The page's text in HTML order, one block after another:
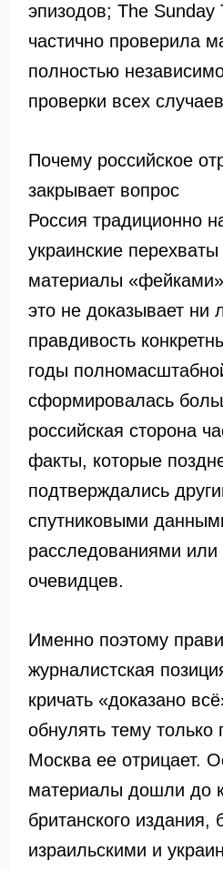
эпизодов; The Sunday
частично проверила
полностью
проверки всех
Почему российское
закрывает вопрос
Россия традиционно
украинские
материалы
это не доказывает ни
правдивость
годы
сформировалась
российская сторона
факты, которые
подтверждались
спутниковыми
расследованиями или
очевидцев.
Именно поэтому
журналистская
кричать «доказано
обнулять тему только
Москва ее отрицает.
материалы дошли до
британского издания,
израильскими и